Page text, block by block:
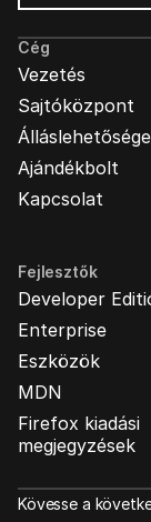
Cég
Vezetés
Sajtóközpont
Ajándékbolt
Kapcsolat
Fejlesztők
Developer
Enterprise
Eszközök
MDN
Firefox kiadási
megjegyzések
Kövesse a